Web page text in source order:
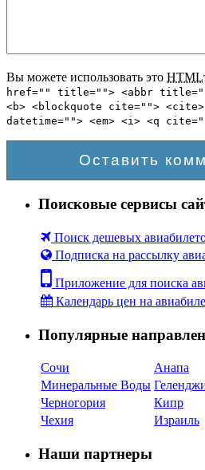
Вы можете использовать это HTML
href="" title=""> <abbr
<b> <blockquote cite=""> <cite>
datetime=""> <em> <i> <q
Поисковые сервисы
Поиск дешевых
Подписка на рассылку
Приложение для поиска
Календарь цен на
Популярные
Сочи Анапа
Минеральные Воды
Черногория
Кипр
Чехия
Израиль
Наши партнеры